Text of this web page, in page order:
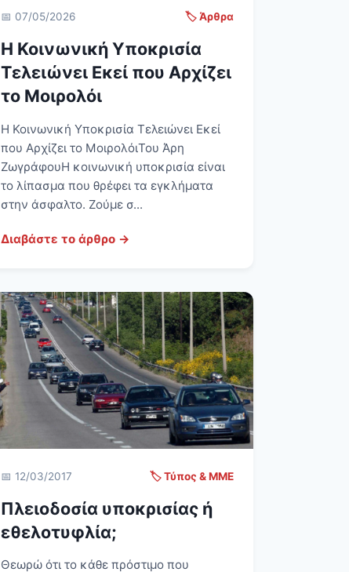
📅 07/05/2026 🏷️ Άρθρα
Η Κοινωνική Υποκρισία
Τελειώνει Εκεί που Αρχίζει
το Μοιρολόι
Η Κοινωνική Υποκρισία Τελειώνει Εκεί
που Αρχίζει το ΜοιρολόιΤου Άρη
ΖωγράφουΗ κοινωνική υποκρισία είναι
το λίπασμα που θρέφει τα εγκλήματα
στην άσφαλτο. Ζούμε σ...
Διαβάστε το άρθρο →
📅 12/03/2017 🏷️ Τύπος & ΜΜΕ
Πλειοδοσία υποκρισίας ή
εθελοτυφλία;
Θεωρώ ότι το κάθε πρόστιμο που